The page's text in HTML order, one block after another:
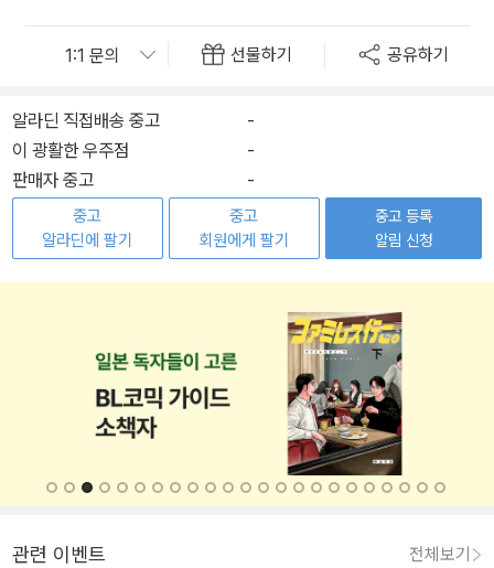
선물하기 공유하기
알라딘 직접배송 중고
-
이 광활한 우주점
-
판매자 중고
-
중고
알라딘에 팔기
중고
회원에게 팔기
중고 등록
알림 신청
관련 이벤트 전체보기